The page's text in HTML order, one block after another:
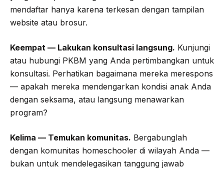
mendaftar hanya karena terkesan dengan tampilan
website atau brosur.
Keempat — Lakukan konsultasi langsung. Kunjungi
atau hubungi PKBM yang Anda pertimbangkan untuk
konsultasi. Perhatikan bagaimana mereka merespons
— apakah mereka mendengarkan kondisi anak Anda
dengan seksama, atau langsung menawarkan
program?
Kelima — Temukan komunitas. Bergabunglah
dengan komunitas homeschooler di wilayah Anda —
bukan untuk mendelegasikan tanggung jawab